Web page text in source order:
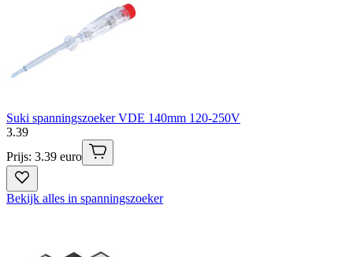
Suki spanningszoeker VDE 140mm 120-250V
3.39
Prijs: 3.39 euro
Bekijk alles in spanningszoeker